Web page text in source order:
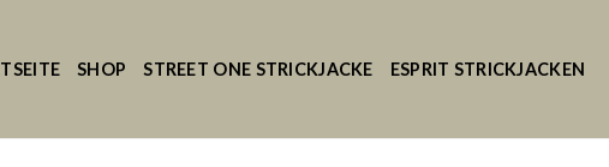
SHOP STREET ONE STRICKJACKE ESPRIT STRICKJACKEN